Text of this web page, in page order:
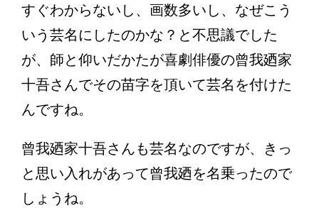
すぐわからないし、画数多いし、なぜこう
いう芸名にしたのかな？と不思議でした
が、師と仰いだかたが喜劇俳優の曾我廼家
十吾さんでその苗字を頂いて芸名を付けた
んですね。
曾我廼家十吾さんも芸名なのですが、きっ
と思い入れがあって曾我廼を名乗ったので
しょうね。